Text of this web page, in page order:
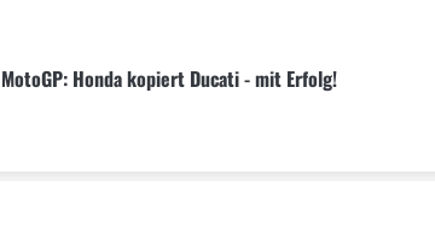
MotoGP: Honda kopiert Ducati - mit Erfolg!